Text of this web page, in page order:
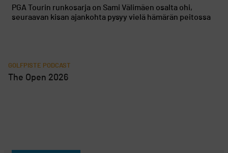
PGA Tourin runkosarja on Sami Välimäen osalta ohi,
seuraavan kisan ajankohta pysyy vielä hämärän peitossa
GOLFPISTE PODCAST
The Open 2026